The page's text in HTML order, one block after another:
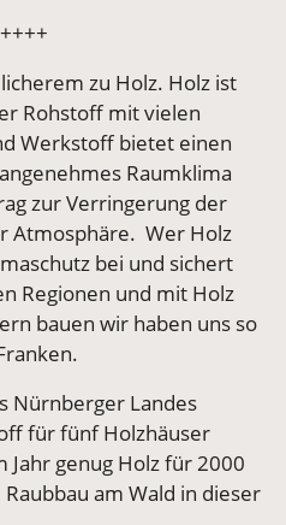
zu Holz. Holz ist
Rohstoff mit vielen
Werkstoff bietet einen
Raumklima
zur Verringerung der
Atmosphäre. Wer Holz
bei und sichert
Regionen und mit Holz
bauen wir haben uns so
Nürnberger Landes
für fünf Holzhäuser
Jahr genug Holz für 2000
am Wald in dieser